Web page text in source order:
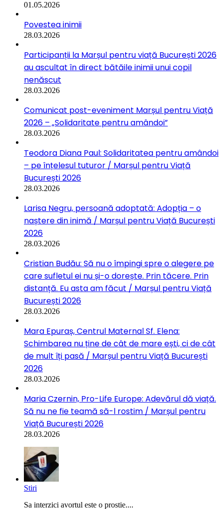
01.05.2026
Povestea inimii
28.03.2026
Participanții la Marșul pentru viață București 2026
au ascultat în direct bătăile inimii unui copil
nenăscut
28.03.2026
Comunicat post-eveniment Marșul pentru Viață
2026 – „Solidaritate pentru amândoi”
28.03.2026
Teodora Diana Paul: Solidaritatea pentru amândoi
– pe înțelesul tuturor / Marșul pentru Viață
București 2026
28.03.2026
Larisa Negru, persoană adoptată: Adopția – o
naștere din inimă / Marșul pentru Viață București
2026
28.03.2026
Cristian Budău: Să nu o împingi spre o alegere pe
care sufletul ei nu și-o dorește. Prin tăcere. Prin
distanță. Eu asta am făcut / Marșul pentru Viață
București 2026
28.03.2026
Mara Epuraș, Centrul Maternal Sf. Elena:
Schimbarea nu ține de cât de mare ești, ci de cât
de mult îți pasă / Marșul pentru Viață București
2026
28.03.2026
Maria Czernin, Pro-Life Europe: Adevărul dă viață.
Să nu ne fie teamă să-l rostim / Marșul pentru
Viață București 2026
28.03.2026
Stiri
Sa interzici avortul este o prostie....